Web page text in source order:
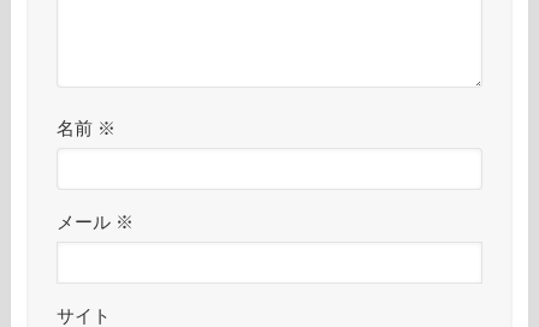
名前 ※
メール ※
サイト